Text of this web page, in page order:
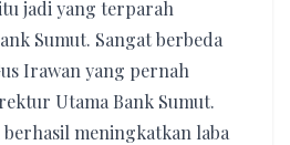
jadi yang terparah
Sumut. Sangat berbeda
Irawan yang pernah
Utama Bank Sumut.
meningkatkan laba